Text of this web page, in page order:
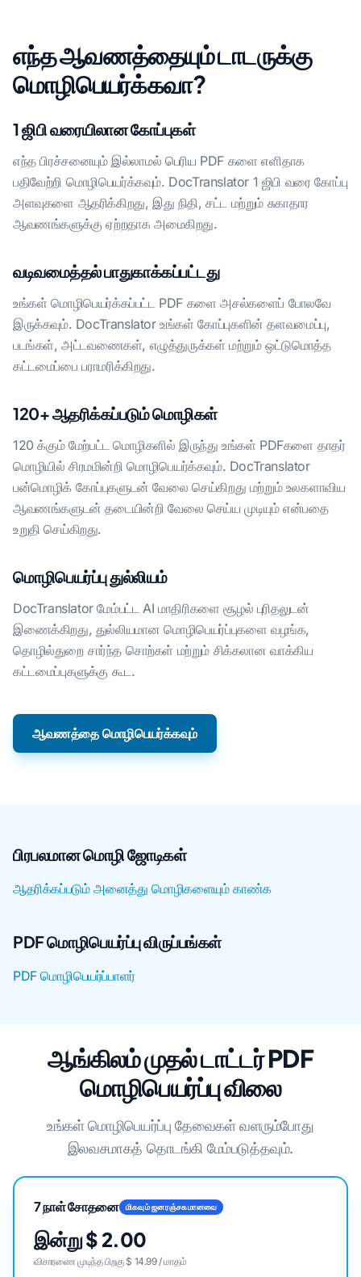
எந்த ஆவணத்தையும் டாடருக்கு
மொழிபெயர்க்கவா?
1 ஜிபி வரையிலான கோப்புகள்
எந்த பிரச்சனையும் இல்லாமல் பெரிய PDF களை எளிதாக
பதிவேற்றி மொழிபெயர்க்கவும். DocTranslator 1 ஜிபி வரை கோப்பு
அளவுகளை ஆதரிக்கிறது, இது நிதி, சட்ட மற்றும் சுகாதார
ஆவணங்களுக்கு ஏற்றதாக அமைகிறது.
வடிவமைத்தல் பாதுகாக்கப்பட்டது
உங்கள் மொழிபெயர்க்கப்பட்ட PDF களை அசல்களைப் போலவே
இருக்கவும். DocTranslator உங்கள் கோப்புகளின் தளவமைப்பு,
படங்கள், அட்டவணைகள், எழுத்துருக்கள் மற்றும் ஒட்டுமொத்த
கட்டமைப்பை பராமரிக்கிறது.
120+ ஆதரிக்கப்படும் மொழிகள்
120 க்கும் மேற்பட்ட மொழிகளில் இருந்து உங்கள் PDFகளை தாதர்
மொழியில் சிரமமின்றி மொழிபெயர்க்கவும். DocTranslator
பன்மொழிக் கோப்புகளுடன் வேலை செய்கிறது மற்றும் உலகளாவிய
ஆவணங்களுடன் தடையின்றி வேலை செய்ய முடியும் என்பதை
உறுதி செய்கிறது.
மொழிபெயர்ப்பு துல்லியம்
DocTranslator மேம்பட்ட AI மாதிரிகளை சூழல் புரிதலுடன்
இணைக்கிறது, துல்லியமான மொழிபெயர்ப்புகளை வழங்க,
தொழில்துறை சார்ந்த சொற்கள் மற்றும் சிக்கலான வாக்கிய
கட்டமைப்புகளுக்கு கூட.
ஆவணத்தை மொழிபெயர்க்கவும்
பிரபலமான மொழி ஜோடிகள்
ஆதரிக்கப்படும் அனைத்து மொழிகளையும் காண்க
PDF மொழிபெயர்ப்பு விருப்பங்கள்
PDF மொழிபெயர்ப்பாளர்
ஆங்கிலம் முதல் டாட்டர் PDF
மொழிபெயர்ப்பு விலை
உங்கள் மொழிபெயர்ப்பு தேவைகள் வளரும்போது
இலவசமாகத் தொடங்கி மேம்படுத்தவும்.
7 நாள் சோதனை மிகவும் ஜனரஞ்சகமானவை
இன்று $ 2.00
விசாரணை முடிந்த பிறகு $ 14.99 / மாதம்